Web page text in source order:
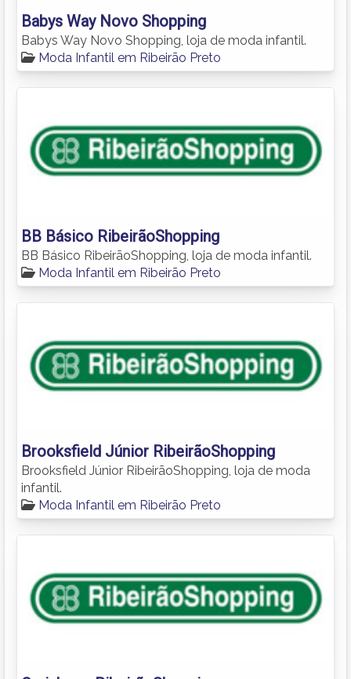
Babys Way Novo Shopping
Babys Way Novo Shopping, loja de moda infantil.
Moda Infantil em Ribeirão Preto
BB Básico RibeirãoShopping
BB Básico RibeirãoShopping, loja de moda infantil.
Moda Infantil em Ribeirão Preto
Brooksfield Júnior RibeirãoShopping
Brooksfield Júnior RibeirãoShopping, loja de moda
infantil.
Moda Infantil em Ribeirão Preto